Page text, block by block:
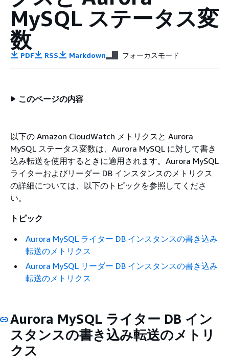
MySQL ステータス変
数
PDF RSS Markdown フォーカスモード
このページの内容
以下の Amazon CloudWatch メトリクスと Aurora
MySQL ステータス変数は、Aurora MySQL に対して書き
込み転送を使用するときに適用されます。Aurora MySQL
ライターおよびリーダー DB インスタンスのメトリクス
の詳細については、以下のトピックを参照してくださ
い。
トピック
Aurora MySQL ライター DB インスタンスの書き込み
転送のメトリクス
Aurora MySQL リーダー DB インスタンスの書き込み
転送のメトリクス
Aurora MySQL ライター DB イン
スタンスの書き込み転送のメトリ
クス